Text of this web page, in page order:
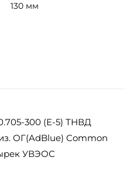
130 мм
300 (Е-5) ТНВД
ОГ(AdBlue) Common
УВЭОС